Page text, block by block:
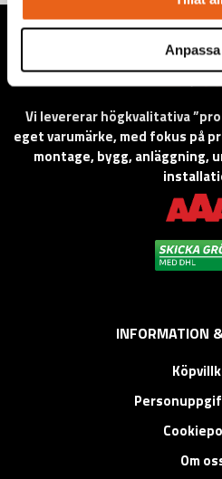
Anpassa
Vi levererar högkvalitativa
eget varumärke, med fokus på
montage, bygg, anläggning,
INFORMATION
Om